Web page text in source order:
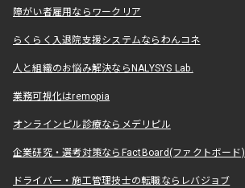
障がい者雇用ならワークリア
らくらく入退院支援システムならわんコネ
人と組織のお悩み解決ならNALYSYS Lab.
業務可視化はremopia
オンラインピル診療ならメデリピル
企業研究・選考対策ならFactBoard(ファクトボード)
ドライバー・施工管理技士の転職ならレバジョブ